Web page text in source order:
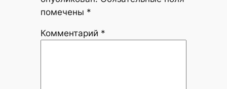
помечены *
Комментарий *